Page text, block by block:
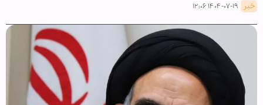
خبر ۱۴۰۴-۰۷-۱۹ ۱۲:۰۶